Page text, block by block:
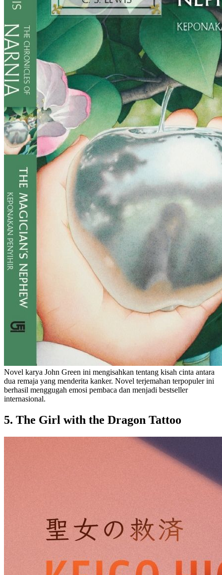
Novel karya John Green ini mengisahkan tentang kisah cinta antara
dua remaja yang menderita kanker. Novel terjemahan terpopuler ini
berhasil menggugah emosi pembaca dan menjadi bestseller
internasional.
5. The Girl with the Dragon Tattoo